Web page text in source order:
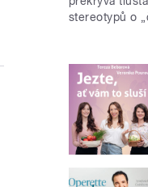
stereotypů o